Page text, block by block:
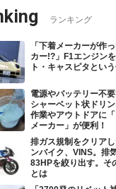
ランキング
「下着メーカーが作
カー!?」F1エンジン
ト・キャスピタとい
電源やバッテリー不
シャーベット状ドリ
作業やアウトドアに
メーカー」が便利！
排ガス規制をクリア
ンバイク、VINS。排
83HPを絞り出す。そ
とは